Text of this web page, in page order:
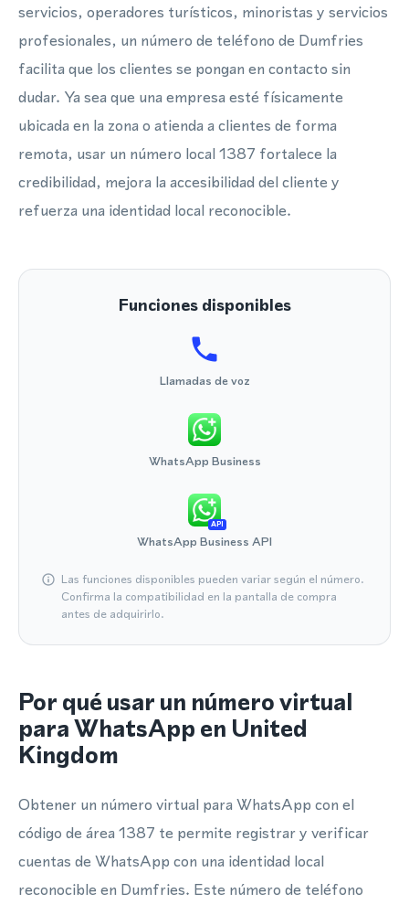
servicios, operadores turísticos, minoristas y servicios
profesionales, un número de teléfono de Dumfries
facilita que los clientes se pongan en contacto sin
dudar. Ya sea que una empresa esté físicamente
ubicada en la zona o atienda a clientes de forma
remota, usar un número local 1387 fortalece la
credibilidad, mejora la accesibilidad del cliente y
refuerza una identidad local reconocible.
Funciones disponibles
Llamadas de voz
WhatsApp Business
API
WhatsApp Business API
Las funciones disponibles pueden variar según el número.
Confirma la compatibilidad en la pantalla de compra
antes de adquirirlo.
Por qué usar un número virtual
para WhatsApp en United
Kingdom
Obtener un número virtual para WhatsApp con el
código de área 1387 te permite registrar y verificar
cuentas de WhatsApp con una identidad local
reconocible en Dumfries. Este número de teléfono